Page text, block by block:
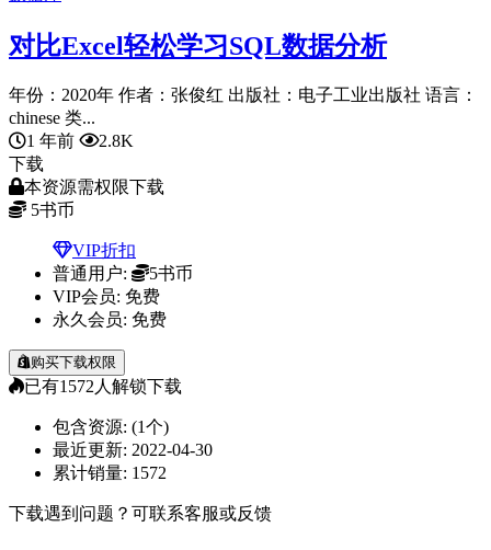
对比Excel轻松学习SQL数据分析
年份：2020年 作者：张俊红 出版社：电子工业出版社 语言：
chinese 类...
1 年前
2.8K
下载
本资源需权限下载
5书币
VIP折扣
普通用户:
5书币
VIP会员: 免费
永久会员: 免费
购买下载权限
已有1572人解锁下载
包含资源: (1个)
最近更新: 2022-04-30
累计销量: 1572
下载遇到问题？可联系客服或反馈